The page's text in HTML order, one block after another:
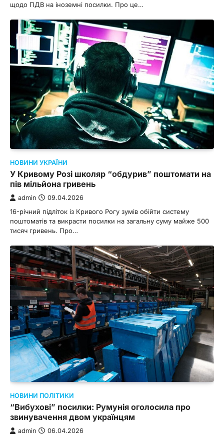
щодо ПДВ на іноземні посилки. Про це…
НОВИНИ УКРАЇНИ
У Кривому Розі школяр “обдурив” поштомати на
пів мільйона гривень
admin 09.04.2026
16-річний підліток із Кривого Рогу зумів обійти систему
поштоматів та викрасти посилки на загальну суму майже 500
тисяч гривень. Про…
НОВИНИ ПОЛІТИКИ
“Вибухові” посилки: Румунія оголосила про
звинувачення двом українцям
admin 06.04.2026